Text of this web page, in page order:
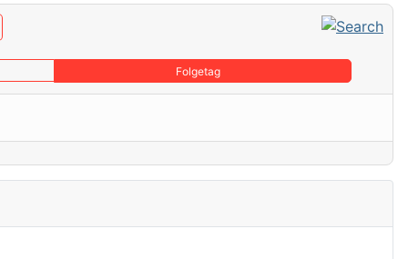
Folgetag